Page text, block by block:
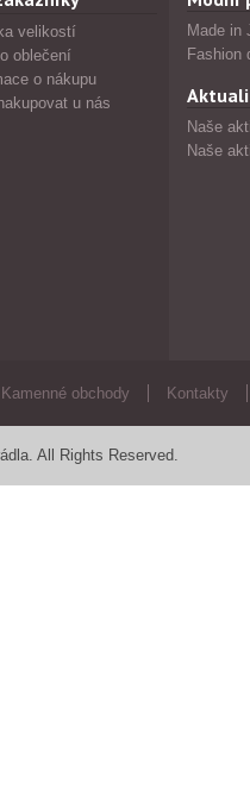
velikostí
oblečení
o nákupu
u nás
Made in
Fashion
Naše
Naše
Kamenné obchody Kontakty
All Rights Reserved.